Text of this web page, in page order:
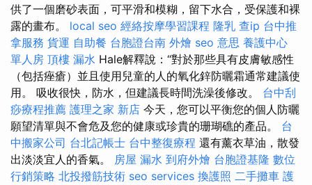
供了一個磨砂表面，可平滑和模糊，留下水合，受保護和裸
露的畫布。 local seo 經絡按摩學習課程 隆乳 查ip 台中推
拿服務 貨運 自助餐 台胞證台南 外燴 seo 意思 養護中心
單人房 頂樓 漏水 Hale解釋說：“對於那些具有皮膚敏感性
（包括痤瘡）並且使用兒童的人的氧化鋅防曬霜通常建議使
用。 吸收很快，防水，但建議長時間洗澡後修改。 台中刮
痧療程推薦 護理之家 新店 今天，您可以平衡您的個人防曬
願望清單與不會危及您的健康或珍貴的珊瑚礁的產品。 台
中搬家公司 台北記帳士 台中整復療程 還有薰衣草油，散發
出淡淡宜人的香氣。 房屋 漏水 到府外燴 台胞證基隆 數位
行銷策略 北投撥筋技術 seo services 換護照 二手攤車 護